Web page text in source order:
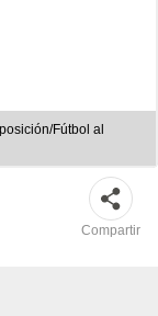
Fútbol al
Compartir